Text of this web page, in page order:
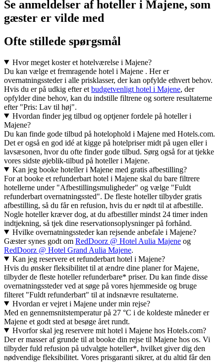
Se anmeldelser af hoteller i Majene, som
gæster er vilde med
Ofte stillede spørgsmål
Hvor meget koster et hotelværelse i Majene?
Du kan vælge et fremragende hotel i Majene . Her er
overnatningssteder i alle prisklasser, der kan opfylde ethvert behov.
Hvis du er på udkig efter et budgetvenligt hotel i Majene, der
opfylder dine behov, kan du indstille filtrene og sortere resultaterne
efter "Pris: Lav til høj".
Hvordan finder jeg tilbud og optjener fordele på hoteller i
Majene?
Du kan finde gode tilbud på hotelophold i Majene med Hotels.com.
Det er også en god idé at kigge på hotelpriser midt på ugen eller i
lavsæsonen, hvor du ofte finder gode tilbud. Sørg også for at tjekke
vores sidste øjeblik-tilbud på hoteller i Majene.
Kan jeg booke hoteller i Majene med gratis afbestilling?
For at booke et refunderbart hotel i Majene skal du bare filtrere
hotellerne under "Afbestillingsmuligheder" og vælge "Fuldt
refunderbart overnatningssted". De fleste hoteller tilbyder gratis
afbestilling, så du får en refusion, hvis du er nødt til at afbestille.
Nogle hoteller kræver dog, at du afbestiller mindst 24 timer inden
indtjekning, så tjek dine reservationsoplysninger på forhånd.
Hvilke overnatningssteder kan rejsende anbefale i Majene?
Gæster synes godt om RedDoorz @ Hotel Aulia Majene og
RedDoorz @ Hotel Grand Aulia Majene.
Kan jeg reservere et refunderbart hotel i Majene?
Hvis du ønsker fleksibilitet til at ændre dine planer for Majene,
tilbyder de fleste hoteller refunderbare* priser. Du kan finde disse
overnatningssteder ved at søge på vores hjemmeside og bruge
filteret "Fuldt refunderbart" til at indsnævre resultaterne.
Hvordan er vejret i Majene under min rejse?
Med en gennemsnitstemperatur på 27 °C i de koldeste måneder er
Majene et godt sted at besøge året rundt.
Hvorfor skal jeg reservere mit hotel i Majene hos Hotels.com?
Der er masser af grunde til at booke din rejse til Majene hos os. Vi
tilbyder fuld refusion på udvalgte hoteller*, hvilket giver dig den
nødvendige fleksibilitet. Vores prisgaranti sikrer, at du altid får den